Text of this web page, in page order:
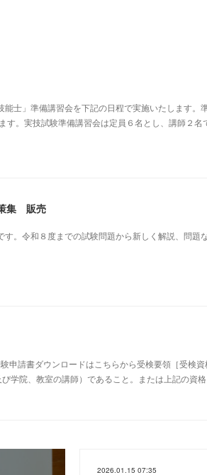
」準備講習会を下記の日程で実施いたします。
。実技試験準備講習会は定員６名とし、講師２名
集 販売
。令和８度までの試験問題から新しく解説、問題
申請書ダウンロードはこちらから受検要領［受検
学院、教室の講師）であること。または上記の資
2026.01.15 07:35